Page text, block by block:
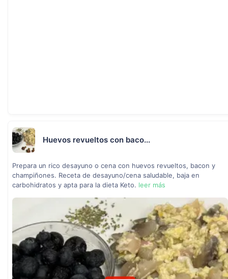
Huevos revueltos con baco...
Prepara un rico desayuno o cena con huevos revueltos, bacon y
champiñones. Receta de desayuno/cena saludable, baja en
carbohidratos y apta para la dieta Keto. leer más